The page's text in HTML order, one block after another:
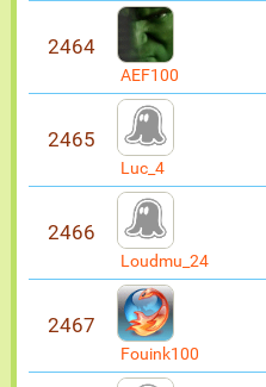
2464
AEF100
2465
Luc_4
2466
Loudmu_24
2467
Fouink100